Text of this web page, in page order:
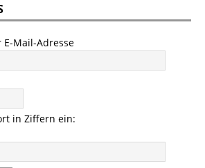
Mail-Adresse
in Ziffern ein: